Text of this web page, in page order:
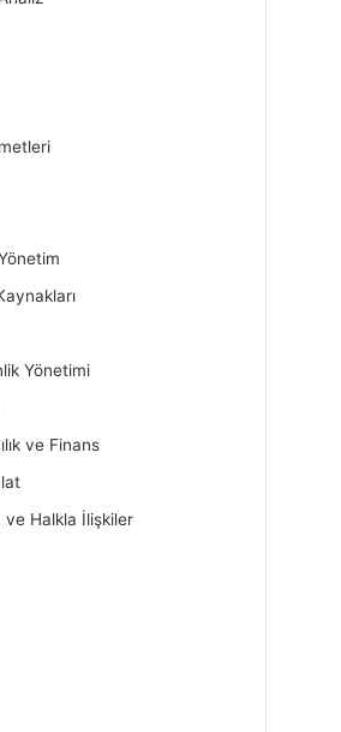
Yönetimi
ve Finans
ve Halkla İlişkiler